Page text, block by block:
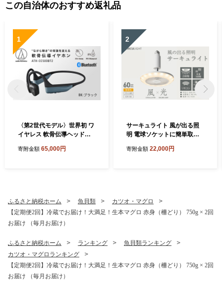
この自治体のおすすめ返礼品
1
〈第2世代モデル〉世界初 ワ
イヤレス 軟骨伝導ヘッドホ
ク） オーディオテクニカ
寄附金額 65,000円
2
サーキュライト 風が出る照
明 電球ソケットに簡単取付
シャ】
寄附金額 22,000円
ふるさと納税ホーム 魚貝類
カツオ・マグロ
【定期便2回】冷蔵でお届け！大満足！生本マグロ 赤身（柵どり） 750g × 2回
お届け （毎月お届け）
ふるさと納税ホーム ランキング
魚貝類ランキング
カツオ・マグロランキング
【定期便2回】冷蔵でお届け！大満足！生本マグロ 赤身（柵どり） 750g × 2回
お届け （毎月お届け）